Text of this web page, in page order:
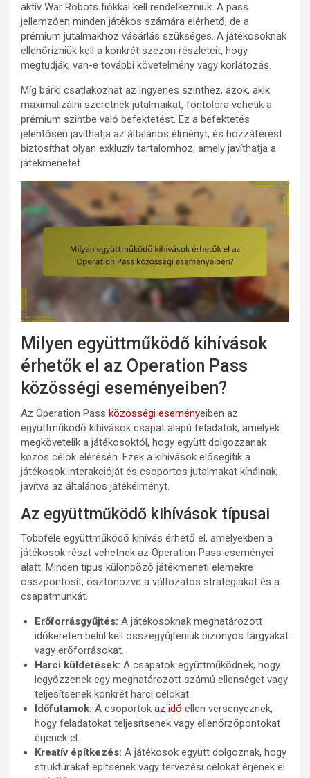
aktív War Robots fiókkal kell rendelkezniük. A pass
jellemzően minden játékos számára elérhető, de a
prémium jutalmakhoz vásárlás szükséges. A játékosoknak
ellenőrizniük kell a konkrét szezon részleteit, hogy
megtudják, van-e további követelmény vagy korlátozás.
Míg bárki csatlakozhat az ingyenes szinthez, azok, akik
maximalizálni szeretnék jutalmaikat, fontolóra vehetik a
prémium szintbe való befektetést. Ez a befektetés
jelentősen javíthatja az általános élményt, és hozzáférést
biztosíthat olyan exkluzív tartalomhoz, amely javíthatja a
játékmenetet.
Milyen együttműködő kihívások
érhetők el az Operation Pass
közösségi eseményeiben?
Az Operation Pass közösségi eseményeiben az
együttműködő kihívások csapat alapú feladatok, amelyek
megkövetelik a játékosoktól, hogy együtt dolgozzanak
közös célok elérésén. Ezek a kihívások elősegítik a
játékosok interakcióját és csoportos jutalmakat kínálnak,
javítva az általános játékélményt.
Az együttműködő kihívások típusai
Többféle együttműködő kihívás érhető el, amelyekben a
játékosok részt vehetnek az Operation Pass eseményei
alatt. Minden típus különböző játékmeneti elemekre
összpontosít, ösztönözve a változatos stratégiákat és a
csapatmunkát.
Erőforrásgyűjtés: A játékosoknak meghatározott
időkereten belül kell összegyűjteniük bizonyos tárgyakat
vagy erőforrásokat.
Harci küldetések: A csapatok együttműködnek, hogy
legyőzzenek egy meghatározott számú ellenséget vagy
teljesítsenek konkrét harci célokat.
Időfutamok: A csoportok az idő ellen versenyeznek,
hogy feladatokat teljesítsenek vagy ellenőrzőpontokat
érjenek el.
Kreatív építkezés: A játékosok együtt dolgoznak, hogy
struktúrákat építsenek vagy tervezési célokat érjenek el